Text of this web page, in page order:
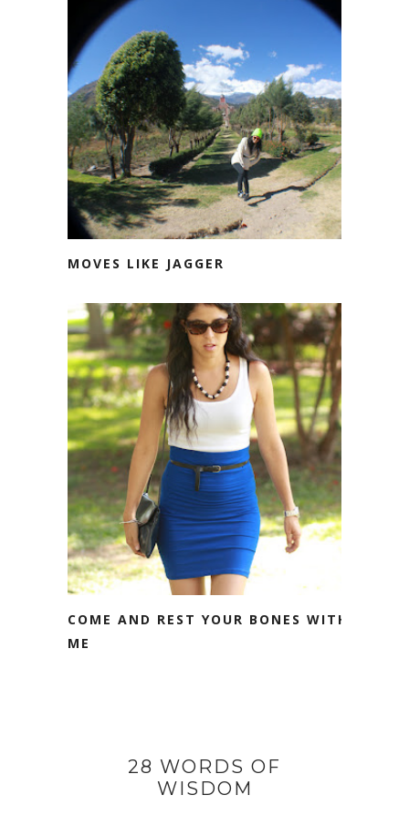
MOVES LIKE JAGGER
COME AND REST YOUR BONES WITH
ME
28 WORDS OF
WISDOM